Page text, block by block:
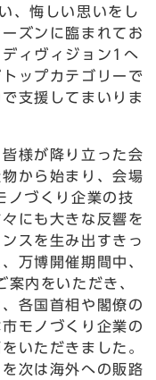
、悔しい思いをし
ズンに臨まれてお
ィヴィジョン1へ
ップカテゴリーで
支援してまいりま
様が降り立った会
から始まり、会場
ノづくり企業の技
にも大きな反響を
スを生み出すきっ
万博開催期間中、
内をいただき、
各国首相や閣僚の
モノづくり企業の
いただきました。
次は海外への販路